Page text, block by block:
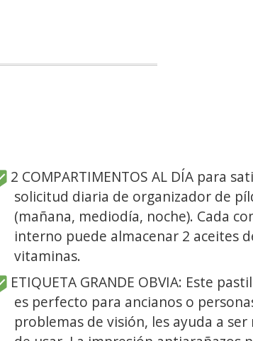
2 COMPARTIMENTOS AL DÍA para
solicitud diaria de organizador de
(mañana, mediodía, noche). Cada
interno puede almacenar 2 aceites
vitaminas.
ETIQUETA GRANDE OBVIA: Este
es perfecto para ancianos o
problemas de visión, les ayuda a